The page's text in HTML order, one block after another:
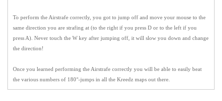
To perform the Airstrafe correctly, you got to jump off and move your mouse to the
same direction you are strafing at (to the right if you press D or to the left if you
press A). Never touch the W key after jumping off, it will slow you down and change
the direction!
Once you learned performing the Airstrafe correctly you will be able to easily beat
the various numbers of 180°-jumps in all the Kreedz maps out there.